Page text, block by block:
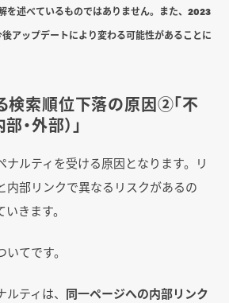
を述べているものではありません。また、2023
アップデートにより変わる可能性があることに
検索順位下落の原因②「不
・外部）」
ナルティを受ける原因となります。リ
内部リンクで異なるリスクがあるの
きます。
てです。
ティは、 同一ページへの内部リンク